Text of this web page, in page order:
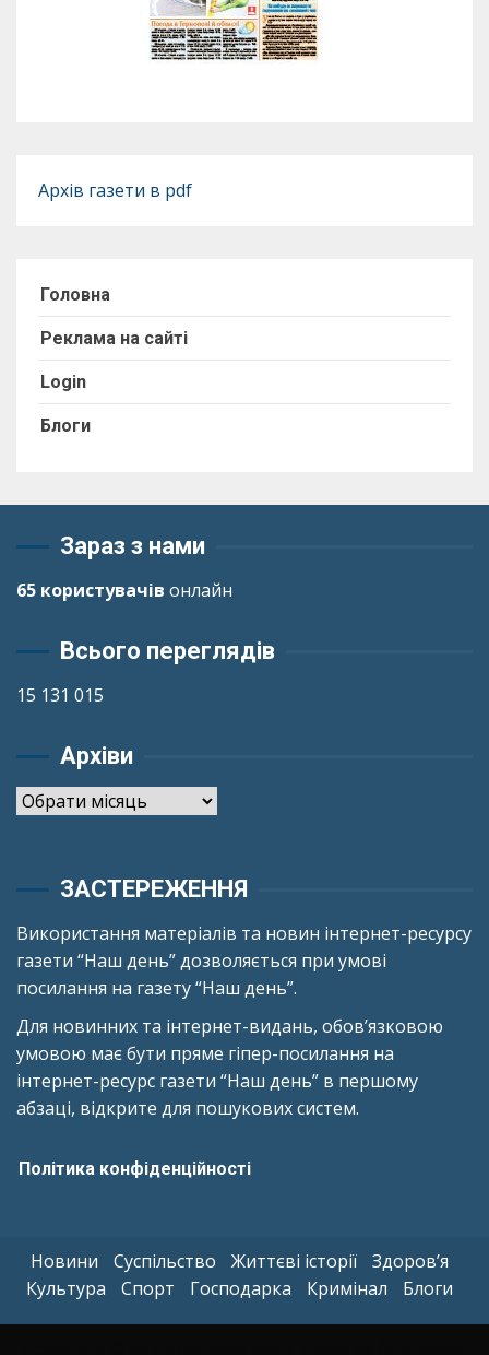
Архів газети в pdf
Головна
Реклама на сайті
Login
Блоги
Зараз з нами
65 користувачів онлайн
Всього переглядів
15 131 015
Архіви
Архіви
ЗАСТЕРЕЖЕННЯ
Використання матеріалів та новин інтернет-ресурсу
газети “Наш день” дозволяється при умові
посилання на газету “Наш день”.
Для новинних та інтернет-видань, обов’язковою
умовою має бути пряме гіпер-посилання на
інтернет-ресурс газети “Наш день” в першому
абзаці, відкрите для пошукових систем.
Політика конфіденційності
Новини Суспільство Життєві історії
Здоров’я
Культура
Спорт Господарка Кримінал Блоги